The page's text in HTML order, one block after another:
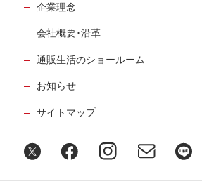
企業理念
会社概要･沿革
通販生活のショールーム
お知らせ
サイトマップ